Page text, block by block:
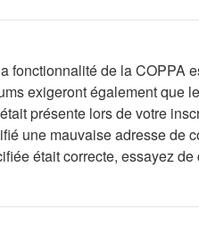
de la
exigeront également
présente lors de votre
une mauvaise adresse de
était correcte, essayez